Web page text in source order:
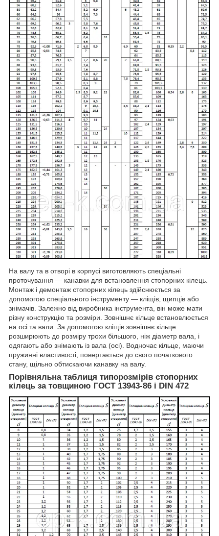
На валу та в отворі в корпусі виготовляють спеціальні
проточування — канавки для встановлення стопорних кілець.
Монтаж і демонтаж стопорних кілець здійснюється за
допомогою спеціального інструменту — кліщів, щипців або
знімачів. Залежно від виробника інструмента, він може мати
різну конструкцію та розміри. Зовнішнє кільце встановлюється
на осі та вали. За допомогою кліщів зовнішнє кільце
розширюють до розміру трохи більшого, ніж діаметр вала, і
одягають або знімають із вала (осі). Водночас кільце, маючи
пружинні властивості, повертається до свого початкового
стану, щільно обтискаючи канавку на валу.
Порівняльна таблиця типорозмірів стопорних
кілець за товщиною ГОСТ 13943-86 і DIN 472